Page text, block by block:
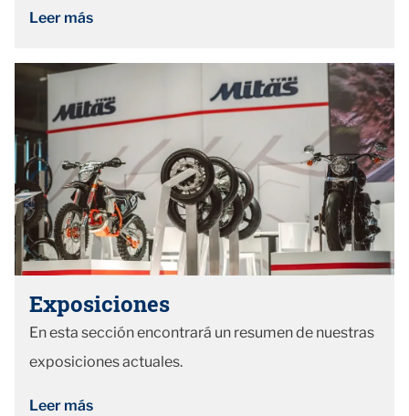
Leer más
Exposiciones
En esta sección encontrará un resumen de nuestras
exposiciones actuales.
Leer más